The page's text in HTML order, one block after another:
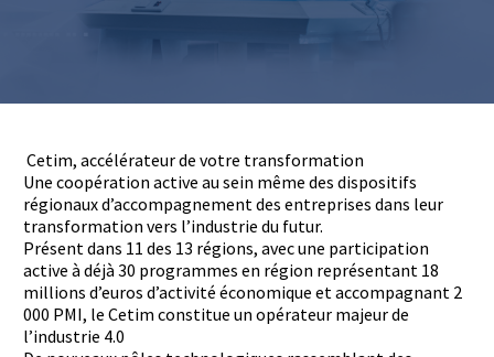
Ingénierie produits / procédés
Conseil et Expertises
Analyse de défaillance
Témoignages Clients
NOS FORMATIONS CETIM ACADEMY®
Thématiques
Briques technologiques
Chaînes de valeur
Qualifiantes / certifiantes
Parcours de spécialisation
A distance
NOS LOGICIELS
Logiciels métiers
Cetim, accélérateur de votre transformation
Une coopération active au sein même des dispositifs
régionaux d’accompagnement des entreprises dans leur
transformation vers l’industrie du futur.
Présent dans 11 des 13 régions, avec une participa­tion
active à déjà 30 programmes en région représen­tant 18
millions d’euros d’activité économique et accompagnant 2
000 PMI, le Cetim constitue un opérateur majeur de
l’industrie 4.0